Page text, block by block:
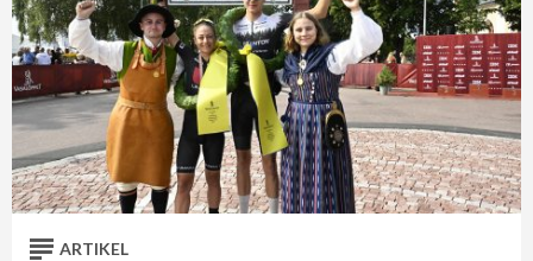
ARTIKEL